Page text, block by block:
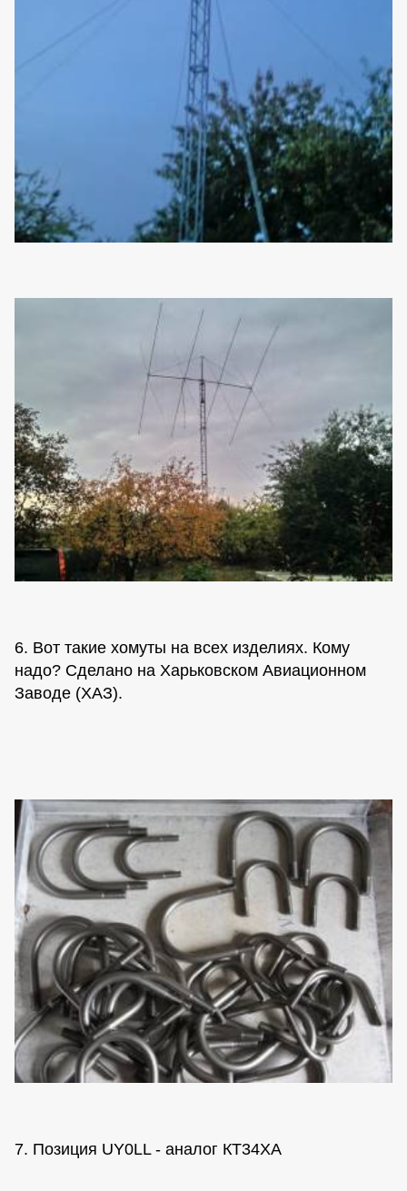
6. Вот такие хомуты на всех изделиях. Кому
надо? Сделано на Харьковском Авиационном
Заводе (ХАЗ).
7. Позиция UY0LL - аналог КТ34ХА